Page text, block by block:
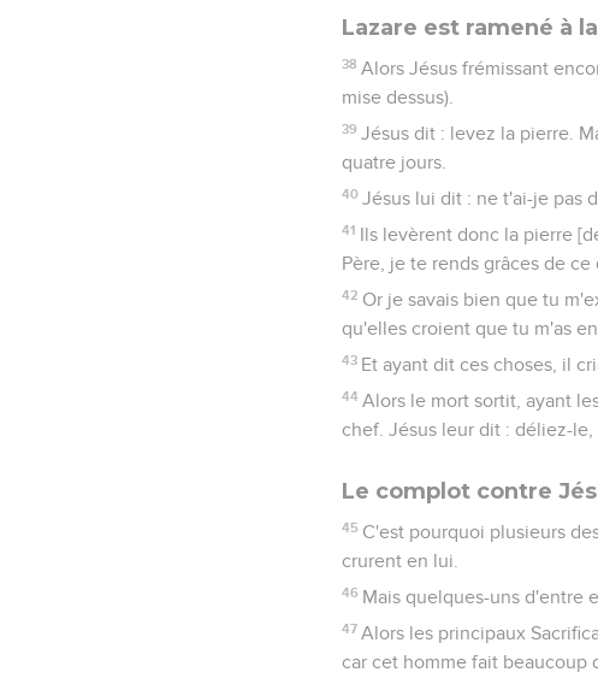
Lazare est ramené à
38 Alors Jésus frémissant
mise dessus).
39 Jésus dit : levez la pierre.
quatre jours.
40 Jésus lui dit : ne t'ai-je pas
41 Ils levèrent donc la pierre
Père, je te rends grâces de ce
42 Or je savais bien que tu
qu'elles croient que tu m'as
43 Et ayant dit ces choses, il
44 Alors le mort sortit, ayant
chef. Jésus leur dit : déliez-le,
Le complot contre
45 C'est pourquoi plusieurs
crurent en lui.
46 Mais quelques-uns d'entre
47 Alors les principaux
car cet homme fait beaucoup